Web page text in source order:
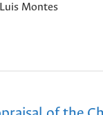
Montes